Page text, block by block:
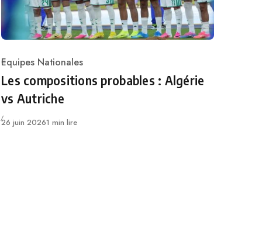
Category
Equipes Nationales
Les compositions probables : Algérie
vs Autriche
Publié
26 juin 20261 min lire